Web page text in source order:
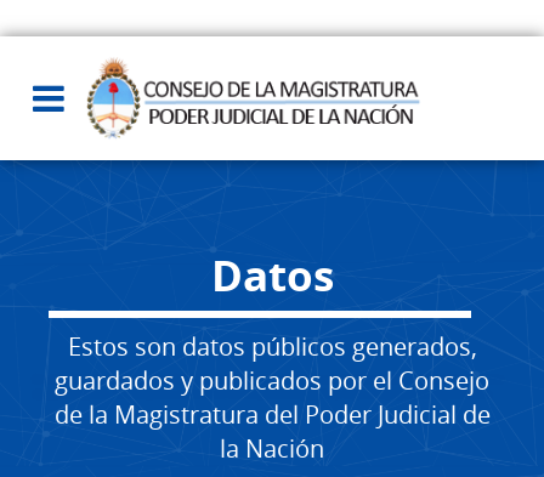
Datos
Estos son datos públicos generados,
guardados y publicados por el Consejo
de la Magistratura del Poder Judicial de
la Nación